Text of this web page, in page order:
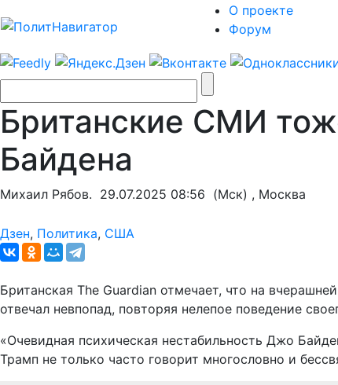
О проекте
Форум
Британские СМИ
Байдена
Михаил Рябов. 29.07.2025 08:56 (Мск) , Москва
Дзен, Политика, США
Британская The Guardian отмечает, что на
отвечал невпопад, повторяя нелепое поведение
«Очевидная психическая нестабильность Джо
Трамп не только часто говорит многословно и